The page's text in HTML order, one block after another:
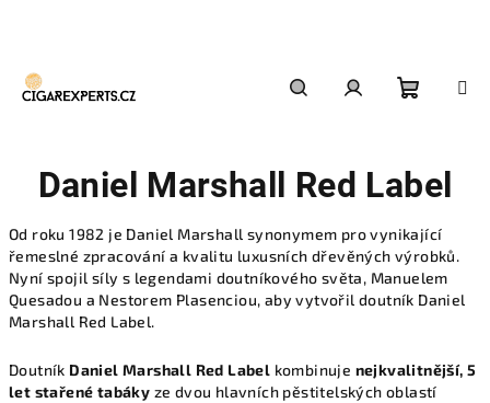
košík
Daniel Marshall Red Label
Od roku 1982 je Daniel Marshall synonymem pro vynikající
řemeslné zpracování a kvalitu luxusních dřevěných výrobků.
Nyní spojil síly s legendami doutníkového světa, Manuelem
Quesadou a Nestorem Plasenciou, aby vytvořil doutník Daniel
Marshall Red Label.
Doutník Daniel Marshall Red Label kombinuje nejkvalitnější, 5
let stařené tabáky ze dvou hlavních pěstitelských oblastí